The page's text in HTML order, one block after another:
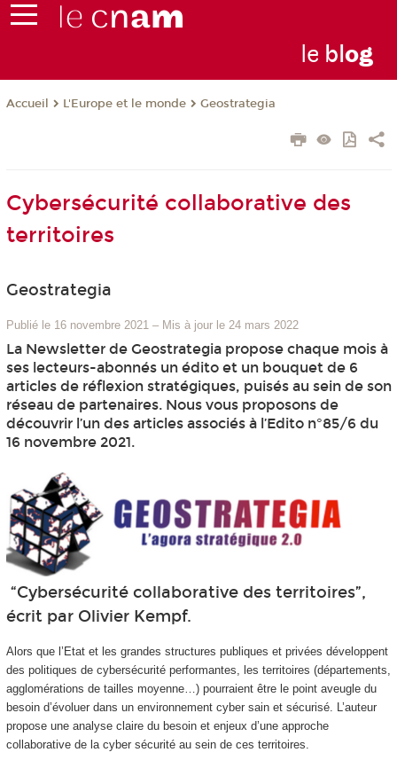
le blog
Accueil L'Europe et le monde Geostrategia
Cybersécurité collaborative des
territoires
Geostrategia
Publié le 16 novembre 2021 – Mis à jour le 24 mars 2022
La Newsletter de Geostrategia propose chaque mois à
ses lecteurs-abonnés un édito et un bouquet de 6
articles de réflexion stratégiques, puisés au sein de son
réseau de partenaires. Nous vous proposons de
découvrir l’un des articles associés à l’Edito n°85/6 du
16 novembre 2021.
“Cybersécurité collaborative des territoires”,
écrit par Olivier Kempf.
Alors que l’Etat et les grandes structures publiques et privées développent
des politiques de cybersécurité performantes, les territoires (départements,
agglomérations de tailles moyenne…) pourraient être le point aveugle du
besoin d’évoluer dans un environnement cyber sain et sécurisé. L’auteur
propose une analyse claire du besoin et enjeux d’une approche
collaborative de la cyber sécurité au sein de ces territoires.